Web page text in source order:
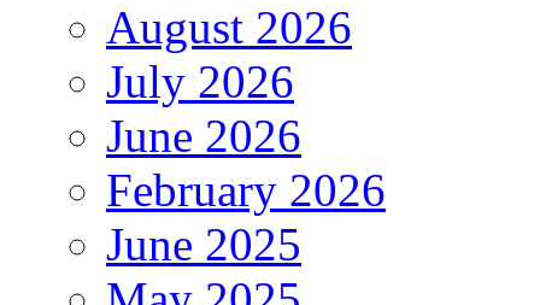
August 2026
July 2026
June 2026
February 2026
June 2025